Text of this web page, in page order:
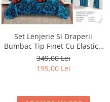
Set Lenjerie Si Draperii
Bumbac Tip Finet Cu Elastic -
Dansul Fluturilor
349,00 Lei
199,00 Lei